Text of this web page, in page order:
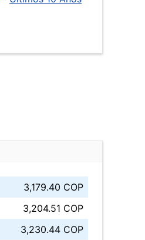
3,179.40 COP
3,204.51 COP
3,230.44 COP